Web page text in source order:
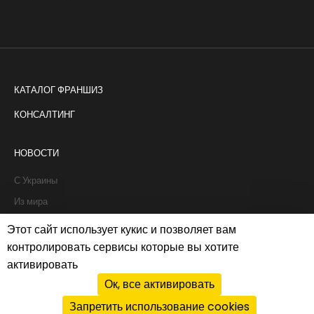
КАТАЛОГ ФРАНШИЗ
КОНСАЛТИНГ
НОВОСТИ
С Украины
Из мира
Интервью
Истории франчайзи
Рапорты
Этот сайт использует кукис и позволяет вам
контролировать сервисы которые вы хотите
активировать
Ок, все активировать
Запретить использование cookies